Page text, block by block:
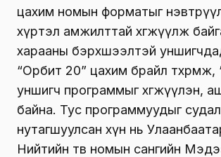
цахим номын форматыг
хүртэл амжилттай хөгжүүлж
харааны бэрхшээлтэй
“Орбит 20” цахим брайл
уншигч программыг хөгжүүлэн,
байна. Тус программуудыг
нутагшуулсан хүн нь
Нийтийн төв номын сангийн